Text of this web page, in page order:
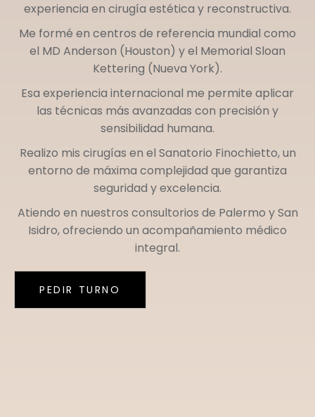
experiencia en cirugía estética y reconstructiva.
Me formé en centros de referencia mundial como
el MD Anderson (Houston) y el Memorial Sloan
Kettering (Nueva York).
Esa experiencia internacional me permite aplicar
las técnicas más avanzadas con precisión y
sensibilidad humana.
Realizo mis cirugías en el Sanatorio Finochietto, un
entorno de máxima complejidad que garantiza
seguridad y excelencia.
Atiendo en nuestros consultorios de Palermo ySan
Isidro, ofreciendo un acompañamiento médico
integral.
PEDIR TURNO